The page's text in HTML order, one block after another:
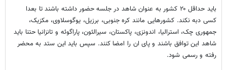
باید حداقل ۲۰ کشور به عنوان شاهد در جلسه حضور داشته باشند تا بعدا
کسی دبه نکند. کشورهایی مانند کره جنوبی، برزیل، یوگوسلاوی، مکزیک،
جمهوری چک، استرالیا، اندونزی، پاکستان، سیرالئون، پاراگوئه و تانزانیا حتنا باید
شاهد این توافق باشند و پای ان را امضا کنند. سپس باید این ستد به محضر
رفته و رسمی شود.